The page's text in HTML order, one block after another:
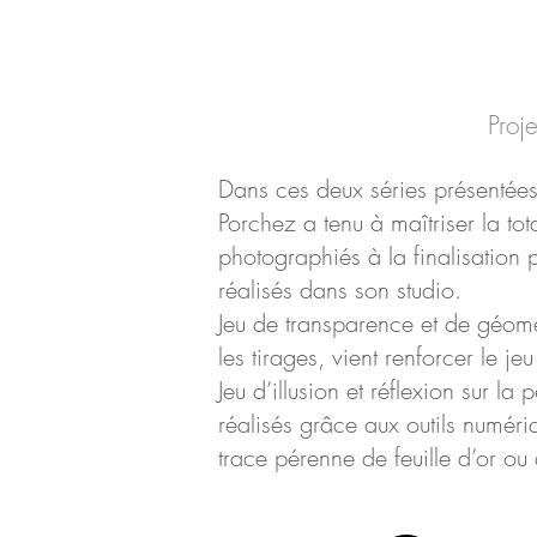
Dans ces deux séries
Porchez a tenu à maîtriser la
photographiés à la finalisation
réalisés dans son studio.
Jeu de transparence et de
les tirages, vient renforcer le
Jeu d’illusion et réflexion sur la
réalisés grâce aux outils
trace pérenne de feuille d’or